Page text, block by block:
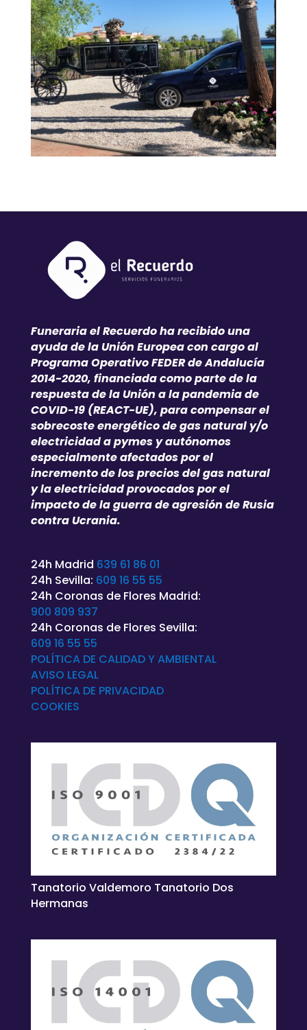
Funeraria el Recuerdo ha recibido una
ayuda de la Unión Europea con cargo al
Programa Operativo FEDER de Andalucía
2014-2020, financiada como parte de la
respuesta de la Unión a la pandemia de
COVID-19 (REACT-UE), para compensar el
sobrecoste energético de gas natural y/o
electricidad a pymes y autónomos
especialmente afectados por el
incremento de los precios del gas natural
y la electricidad provocados por el
impacto de la guerra de agresión de Rusia
contra Ucrania.
24h Madrid 639 61 86 01
24h Sevilla: 609 16 55 55
24h Coronas de Flores Madrid:
900 809 937
24h Coronas de Flores Sevilla:
609 16 55 55
POLÍTICA DE CALIDAD Y AMBIENTAL
AVISO LEGAL
POLÍTICA DE PRIVACIDAD
COOKIES
Tanatorio Valdemoro Tanatorio Dos
Hermanas